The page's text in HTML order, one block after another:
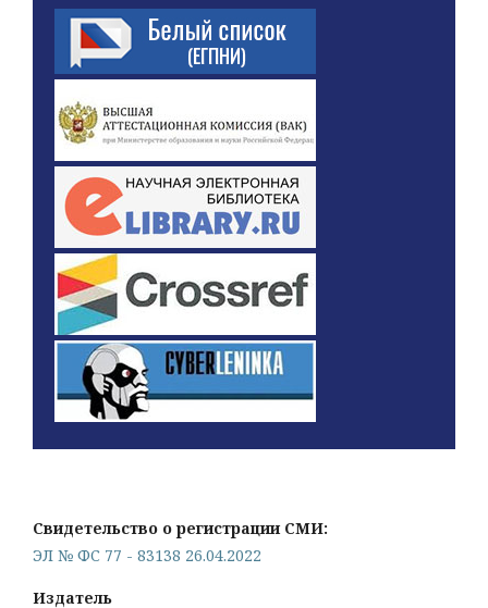
Свидетельство о регистрации СМИ:
ЭЛ № ФС 77 - 83138 26.04.2022
Издатель